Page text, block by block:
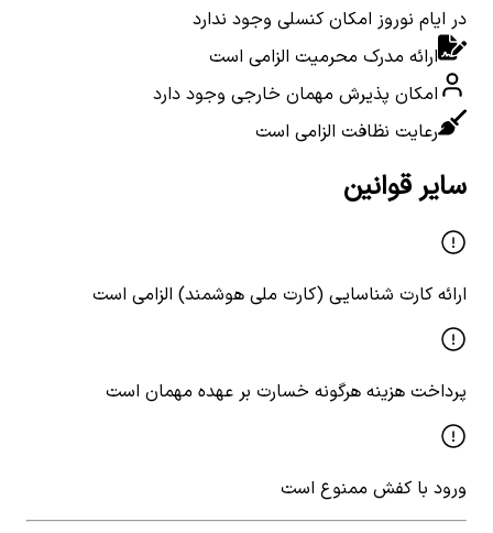
در ایام نوروز امکان کنسلی وجود ندارد
ارائه مدرک محرمیت الزامی است
امکان پذیرش مهمان خارجی وجود دارد
رعایت نظافت الزامی است
سایر قوانین
ارائه کارت شناسایی (کارت ملی هوشمند) الزامی است
پرداخت هزینه هرگونه خسارت بر عهده مهمان است
ورود با کفش ممنوع است